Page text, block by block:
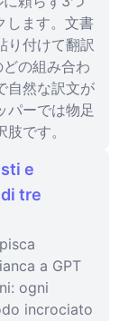
します。文書
り付けて翻訳
の組み合わ
自然な訳文が
パーでは物足
です。
e
tre
a GPT
ogni
incrociato